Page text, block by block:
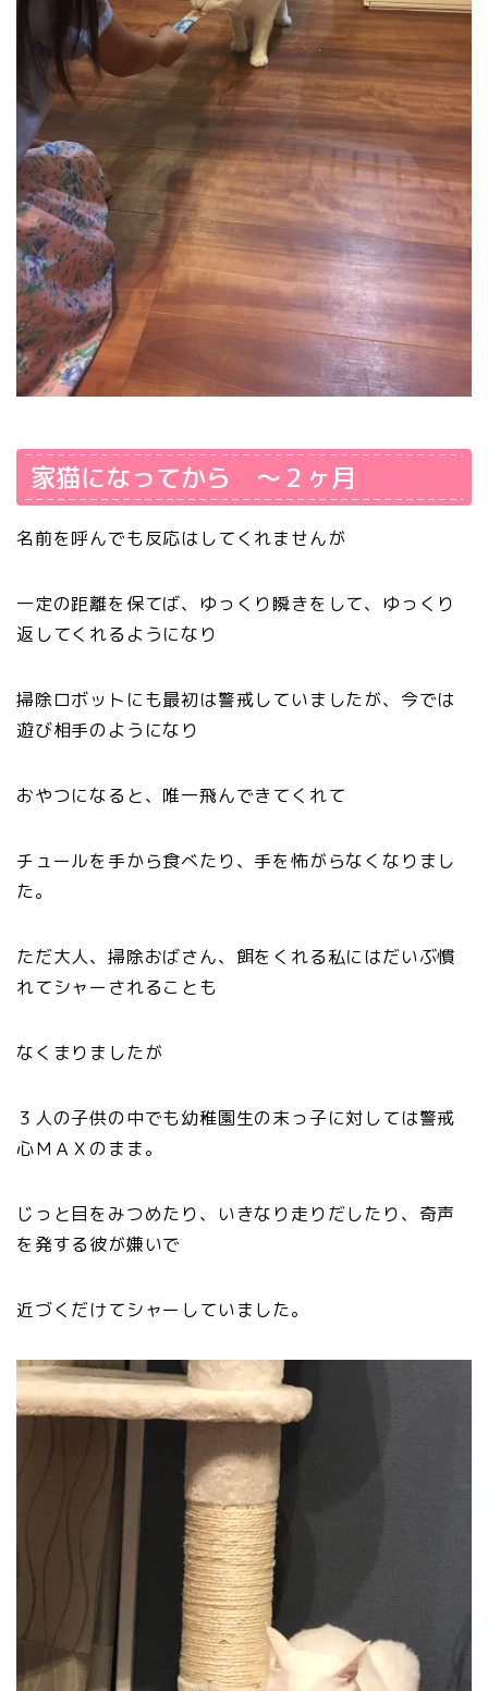
家猫になってから ～２ヶ月
名前を呼んでも反応はしてくれませんが
一定の距離を保てば、ゆっくり瞬きをして、ゆっくり
返してくれるようになり
掃除ロボットにも最初は警戒していましたが、今では
遊び相手のようになり
おやつになると、唯一飛んできてくれて
チュールを手から食べたり、手を怖がらなくなりまし
た。
ただ大人、掃除おばさん、餌をくれる私にはだいぶ慣
れてシャーされることも
なくまりましたが
３人の子供の中でも幼稚園生の末っ子に対しては警戒
心ＭＡＸのまま。
じっと目をみつめたり、いきなり走りだしたり、奇声
を発する彼が嫌いで
近づくだけてシャーしていました。